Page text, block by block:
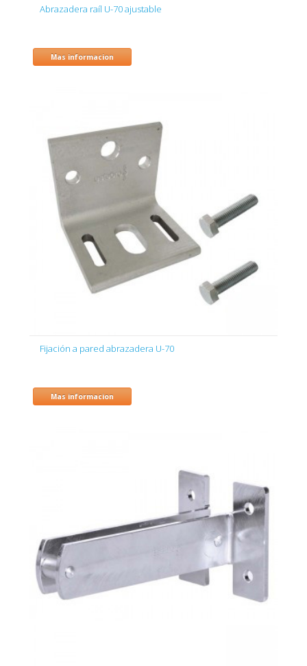
Abrazadera raíl U-70 ajustable
Mas informacion
Fijación a pared abrazadera U-70
Mas informacion